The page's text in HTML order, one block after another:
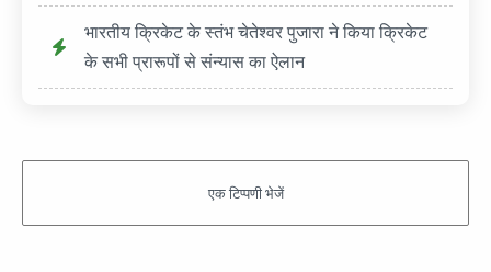
भारतीय क्रिकेट के स्तंभ चेतेश्वर पुजारा ने किया क्रिकेट
के सभी प्रारूपों से संन्यास का ऐलान